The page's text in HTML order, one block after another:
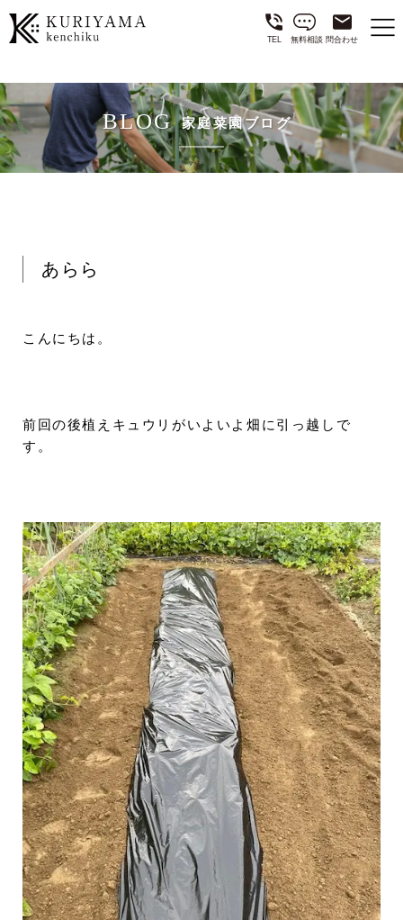
TEL 無料相談 問合わせ
BLOG 家庭菜園ブログ
あらら
こんにちは。
前回の後植えキュウリがいよいよ畑に引っ越しで
す。